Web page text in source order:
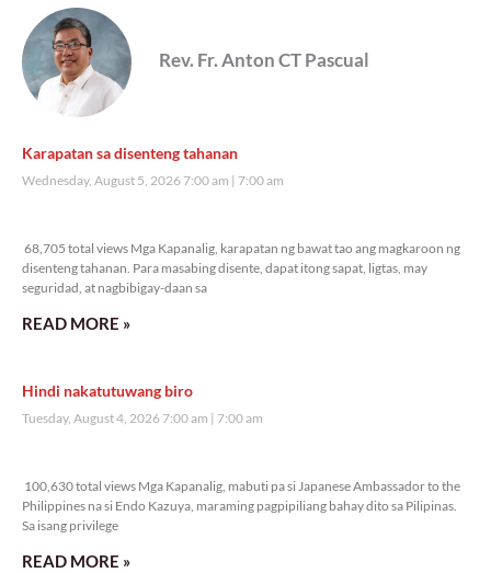
Rev. Fr. Anton CT Pascual
Karapatan sa disenteng tahanan
Wednesday, August 5, 2026 7:00 am 7:00 am
68,705 total views Mga Kapanalig, karapatan ng bawat tao ang magkaroon ng
disenteng tahanan. Para masabing disente, dapat itong sapat, ligtas, may
seguridad, at nagbibigay-daan sa
READ MORE »
Hindi nakatutuwang biro
Tuesday, August 4, 2026 7:00 am 7:00 am
100,630 total views Mga Kapanalig, mabuti pa si Japanese Ambassador to the
Philippines na si Endo Kazuya, maraming pagpipiliang bahay dito sa Pilipinas.
Sa isang privilege
READ MORE »